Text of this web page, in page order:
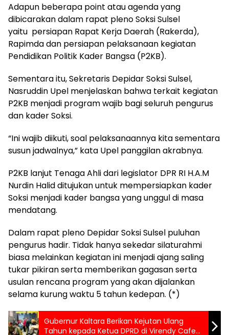
Adapun beberapa point atau agenda yang
dibicarakan dalam rapat pleno Soksi Sulsel
yaitu persiapan Rapat Kerja Daerah (Rakerda),
Rapimda dan persiapan pelaksanaan kegiatan
Pendidikan Politik Kader Bangsa (P2KB).
Sementara itu, Sekretaris Depidar Soksi Sulsel,
Nasruddin Upel menjelaskan bahwa terkait kegiatan
P2KB menjadi program wajib bagi seluruh pengurus
dan kader Soksi.
“Ini wajib diikuti, soal pelaksanaannya kita sementara
susun jadwalnya,” kata Upel panggilan akrabnya.
P2KB lanjut Tenaga Ahli dari legislator DPR RI H.A.M
Nurdin Halid ditujukan untuk mempersiapkan kader
Soksi menjadi kader bangsa yang unggul di masa
mendatang.
Dalam rapat pleno Depidar Soksi Sulsel puluhan
pengurus hadir. Tidak hanya sekedar silaturahmi
biasa melainkan kegiatan ini menjadi ajang saling
tukar pikiran serta memberikan gagasan serta
usulan rencana program yang akan dijalankan
selama kurung waktu 5 tahun kedepan. (*)
Gubernur Kaltara Berikan Kejutan Ulang
Tahun kepada Ketua DPRD di Virendy Cafe